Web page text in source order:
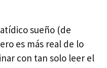
sueño (de
es más real de lo
con tan solo leer el